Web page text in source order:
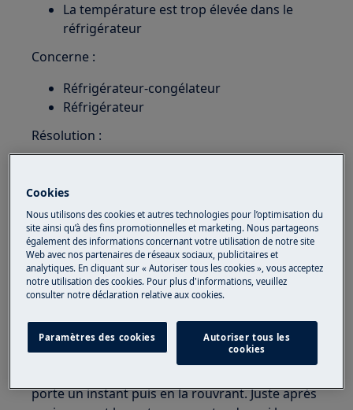
La température est trop élevée dans le
réfrigérateur
Concerne :
Réfrigérateur-congélateur
Réfrigérateur
Résolution :
atteigne la température correcte si vous
2. Si vous venez de placer un grand nombre
d'aliments dans l'appareil, l'alarme s'arrêtera
quand la température redeviendra normale.
est allumé et fonctionne (si votre appareil est
doté d'un ventilateur).
porte un instant puis en la rouvrant. Juste après
Cookies
Nous utilisons des cookies et autres technologies pour l’optimisation du
site ainsi qu’à des fins promotionnelles et marketing. Nous partageons
également des informations concernant votre utilisation de notre site
Web avec nos partenaires de réseaux sociaux, publicitaires et
analytiques. En cliquant sur « Autoriser tous les cookies », vous acceptez
notre utilisation des cookies. Pour plus d'informations, veuillez
consulter notre déclaration relative aux cookies.
Paramètres des cookies
Autoriser tous les
cookies